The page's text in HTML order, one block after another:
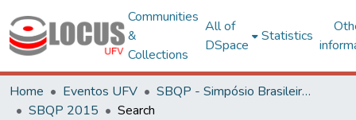
Communities
&
Collections
All of
DSpace
Statistics
Home Eventos UFV
SBQP - Simpósio Brasileiro de Qualidade do Projeto no Ambiente Construído
SBQP 2015
Search